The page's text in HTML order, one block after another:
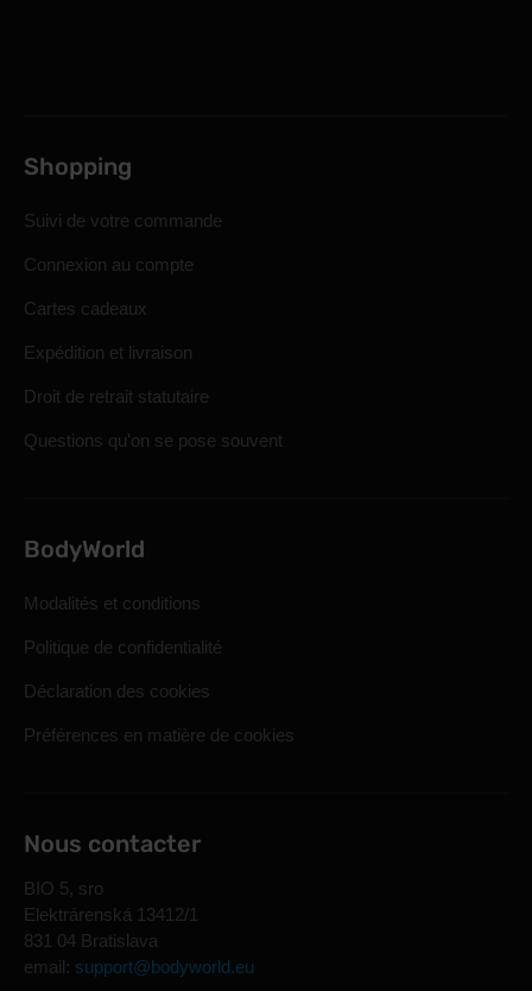
Shopping
Suivi de votre commande
Connexion au compte
Cartes cadeaux
Expédition et livraison
Droit de retrait statutaire
Questions qu'on se pose souvent
BodyWorld
Modalités et conditions
Politique de confidentialité
Déclaration des cookies
Préférences en matière de cookies
Nous contacter
BIO 5, sro
Elektrárenská 13412/1
831 04 Bratislava
email: support@bodyworld.eu